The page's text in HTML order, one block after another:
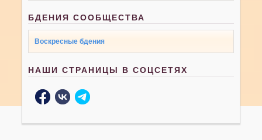
БДЕНИЯ СООБЩЕСТВА
Воскресные бдения
НАШИ СТРАНИЦЫ В СОЦСЕТЯХ